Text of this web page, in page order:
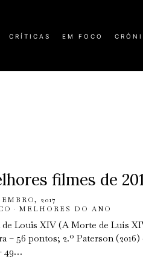
CRÍTICAS EM FOCO
filmes de
2017
· MELHORES DO ANO
de Louis XIV (A Morte de Luís
– 56 pontos; 2.º Paterson (2016)
49…